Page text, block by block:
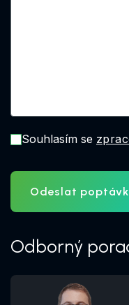
Souhlasím se
Odeslat
Odborný